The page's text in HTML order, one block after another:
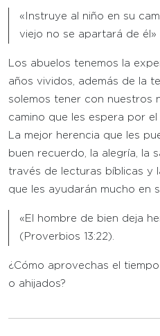
«Instruye al niño en su
viejo no se apartará de él»
Los abuelos tenemos la
años vividos, además de la
solemos tener con nuestros
camino que les espera por
La mejor herencia que les
buen recuerdo, la alegría, la
través de lecturas bíblicas y
que les ayudarán mucho en
«El hombre de bien deja
(Proverbios 13:22).
¿Cómo aprovechas el
o ahijados?